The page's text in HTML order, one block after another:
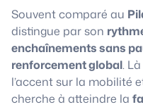
Souvent comparé au
distingue par son
enchaînements sans
renforcement global.
l’accent sur la mobilité
cherche à atteindre la